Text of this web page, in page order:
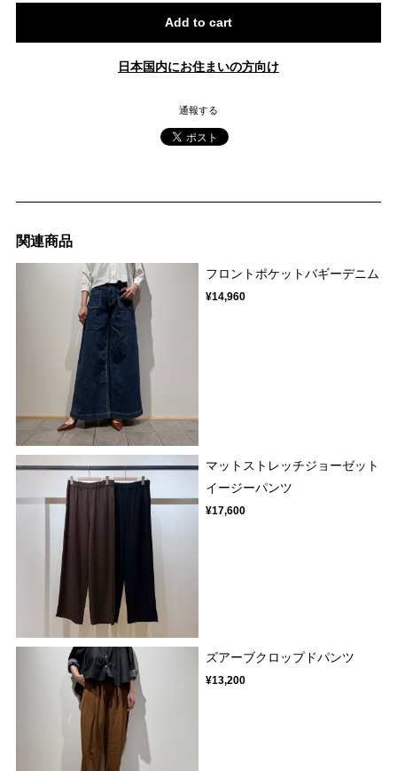
Add to cart
日本国内にお住まいの方向け
通報する
関連商品
フロントポケットバギーデニム
¥14,960
マットストレッチジョーゼット
イージーパンツ
¥17,600
ズアーブクロップドパンツ
¥13,200